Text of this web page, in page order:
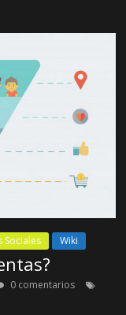
Sociales Wiki
0 comentarios